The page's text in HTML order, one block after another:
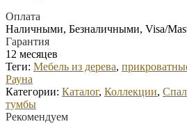
Оплата
Наличными, Безналичными, Visa/
Гарантия
12 месяцев
Теги: Мебель из дерева,
Рауна
Категории: Каталог, Коллекции,
тумбы
Рекомендуем